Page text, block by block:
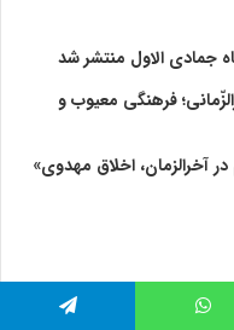
جمادی الاول منتشر شد
فرهنگی معیوب و
آخرالزمان، اخلاق مهدوی»